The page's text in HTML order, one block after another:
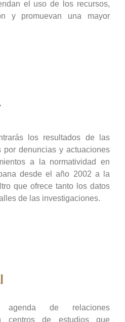
el uso de los recursos,
y promuevan una mayor
los resultados de las
por denuncias y actuaciones
a la normatividad en
desde el año 2002 a la
que ofrece tanto los datos
de las investigaciones.
de relaciones
centros de estudios que